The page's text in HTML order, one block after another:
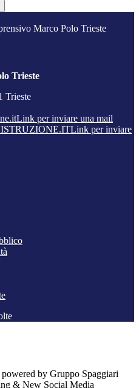
Marco Polo Trieste
Trieste
Trieste
Link per inviare una mail
Link per inviare
by Gruppo Spaggiari
& New Social Media